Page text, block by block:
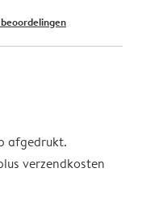
afgedrukt.
verzendkosten